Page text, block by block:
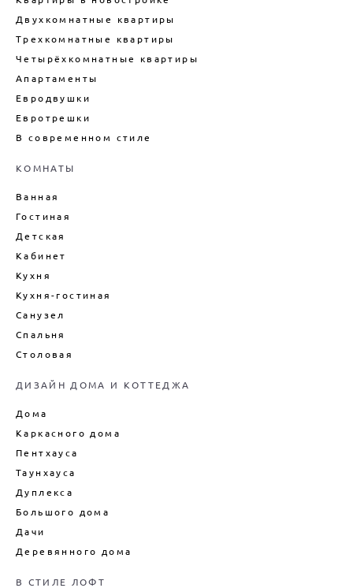
НОВОСТРОЙКЕ
ТЕХНИЧЕСКИЙ ДИЗАЙН
КВАРТИРЫ
ВНУТРЕННИЙ ИНТЕРЬЕР
ДИЗАЙН БОЛЬШОГО ДОМА
ДИЗАЙН ДОМА ПОД КЛЮЧ
ДИЗАЙН ИНТЕРЬЕРА ДАЧИ
ПОДБОР МЕБЕЛИ ДЛЯ ИНТЕРЬЕРА
ВАННОЙ
ГОСТИНОЙ
ЦЕНЫ НА ПРОЕКТИРОВАНИЕ
Двухкомнатные квартиры
Трехкомнатные квартиры
Четырёхкомнатные квартиры
Апартаменты
Евродвушки
Евротрешки
В современном стиле
КОМНАТЫ
Ванная
Гостиная
Детская
Кабинет
Кухня
Кухня-гостиная
Санузел
Спальня
Столовая
ДИЗАЙН ДОМА И КОТТЕДЖА
Дома
Каркасного дома
Пентхауса
Таунхауса
Дуплекса
Большого дома
Дачи
Деревянного дома
В СТИЛЕ ЛОФТ